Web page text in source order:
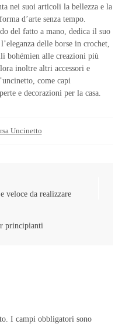
nei suoi articoli la bellezza e la
d’arte senza tempo.
del fatto a mano, dedica il suo
delle borse in crochet,
bohémien alle creazioni più
inoltre altri accessori e
come capi
e decorazioni per la casa.
Uncinetto
veloce da realizzare
principianti
I campi obbligatori sono